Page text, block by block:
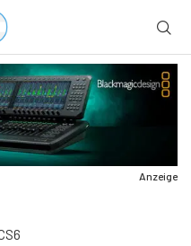
Anzeige